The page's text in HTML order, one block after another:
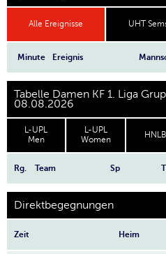
Alle Ereignisse UHT
Minute Ereignis
Tabelle Damen KF 1. Liga
08.08.2026
L-UPL
Men
L-UPL
Women
HNLB
Rg. Team Sp
Direktbegegnungen
Zeit Heim